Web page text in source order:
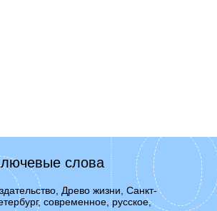
слова
Древо жизни, Санкт-
современное, русское,